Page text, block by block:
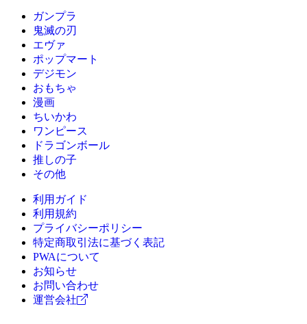
ガンプラ
鬼滅の刃
エヴァ
ポップマート
デジモン
おもちゃ
漫画
ちいかわ
ワンピース
ドラゴンボール
推しの子
その他
利用ガイド
利用規約
プライバシーポリシー
特定商取引法に基づく表記
PWAについて
お知らせ
お問い合わせ
運営会社